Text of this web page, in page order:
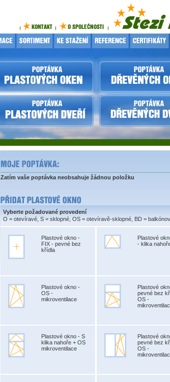
Zatím vaše poptávka neobsahuje žádnou položku
Vyberte požadované provedení
O = otevíravé, S = sklopné, OS = otevíravě-sklopné, BD =
Plastové okno -
FIX - pevné bez
křídla
Plastové
- klika
Plastové okno -
OS -
mikroventilace
Plastové
pevné bez
OS -
Plastové okno - S
klika nahoře + OS
mikroventilace
Plastové
pevné bez
OS -